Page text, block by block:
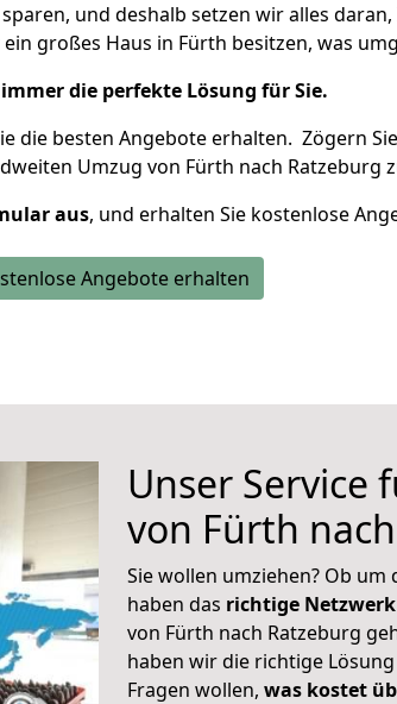
und deshalb setzen wir alles
großes Haus in Fürth besitzen, was
die perfekte Lösung für Sie.
die besten Angebote erhalten. Zögern
Umzug von Fürth nach Ratzeburg
aus, und erhalten Sie kostenlose
Angebote erhalten
Unser Service
von Fürth
Sie wollen umziehen? Ob
haben das richtige Netzwerk
von Fürth nach Ratzeburg
haben wir die richtige
Fragen wollen, was kostet